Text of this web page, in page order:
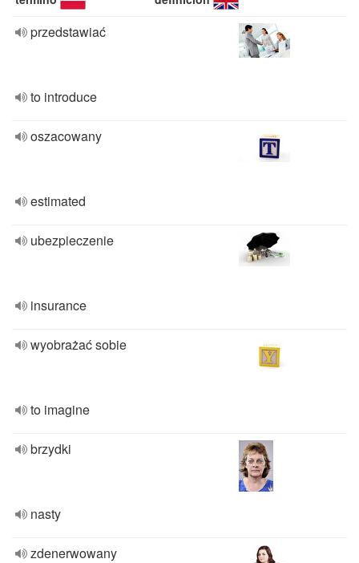
przedstawiać
to introduce
oszacowany
estimated
ubezpieczenie
insurance
wyobrażać sobie
to imagine
brzydki
nasty
zdenerwowany